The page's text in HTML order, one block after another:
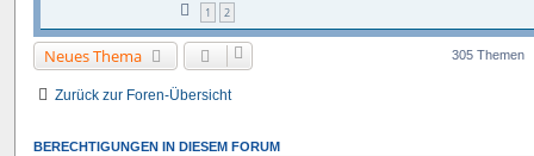
1 2
Neues Thema 305 Themen
Zurück zur Foren-Übersicht
BERECHTIGUNGEN IN DIESEM FORUM